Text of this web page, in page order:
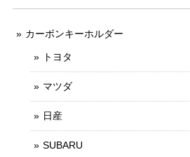
カーボンキーホルダー
トヨタ
マツダ
日産
SUBARU